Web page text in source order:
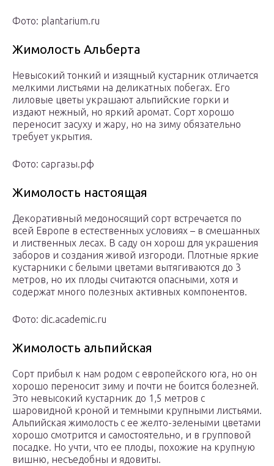
Фото: plantarium.ru
Жимолость Альберта
Невысокий тонкий и изящный кустарник отличается
мелкими листьями на деликатных побегах. Его
лиловые цветы украшают альпийские горки и
издают нежный, но яркий аромат. Сорт хорошо
переносит засуху и жару, но на зиму обязательно
требует укрытия.
Фото: саргазы.рф
Жимолость настоящая
Декоративный медоносящий сорт встречается по
всей Европе в естественных условиях – в смешанных
и лиственных лесах. В саду он хорош для украшения
заборов и создания живой изгороди. Плотные яркие
кустарники с белыми цветами вытягиваются до 3
метров, но их плоды считаются опасными, хотя и
содержат много полезных активных компонентов.
Фото: dic.academic.ru
Жимолость альпийская
Сорт прибыл к нам родом с европейского юга, но он
хорошо переносит зиму и почти не боится болезней.
Это невысокий кустарник до 1,5 метров с
шаровидной кроной и темными крупными листьями.
Альпийская жимолость с ее желто-зелеными цветами
хорошо смотрится и самостоятельно, и в групповой
посадке. Но учти, что ее плоды, похожие на крупную
вишню, несъедобны и ядовиты.